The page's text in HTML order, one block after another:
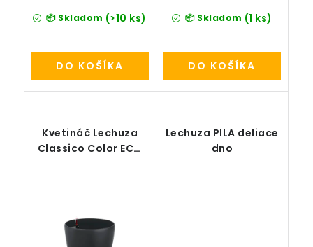
📦 Skladom (>10 ks)
DO KOŠÍKA
📦 Skladom (1 ks)
DO KOŠÍKA
Kvetináč Lechuza
Classico Color ECO
Lechuza PILA deliace
dno